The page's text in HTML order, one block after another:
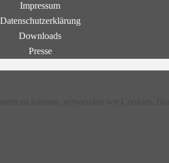
Impressum
Datenschutzerklärung
Downloads
Presse